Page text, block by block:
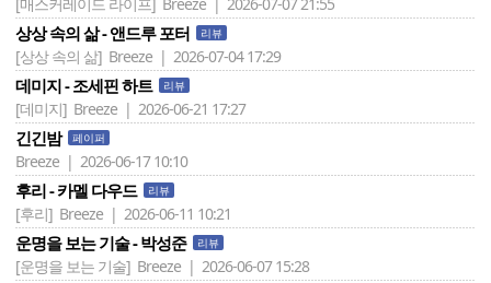
상상 속의 삶 - 앤드루 포터 리뷰
[상상 속의 삶] Breeze | 2026-07-04 17:29
데미지 - 조세핀 하트 리뷰
[데미지] Breeze | 2026-06-21 17:27
긴긴밤 페이퍼
Breeze | 2026-06-17 10:10
후리 - 카멜 다우드 리뷰
[후리] Breeze | 2026-06-11 10:21
운명을 보는 기술 - 박성준 리뷰
[운명을 보는 기술] Breeze | 2026-06-07 15:28